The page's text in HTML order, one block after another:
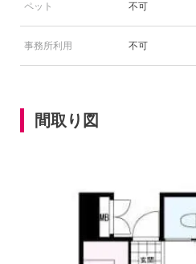
ペット 不可
事務所利用 不可
間取り図